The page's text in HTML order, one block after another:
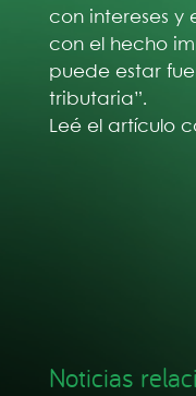
con intereses y
con el hecho
puede estar
tributaria”.
Leé el artículo
Noticias